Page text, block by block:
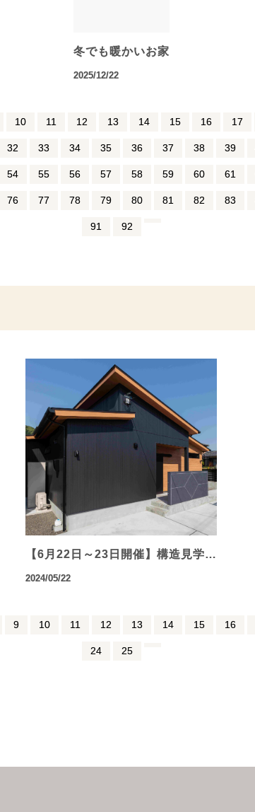
冬でも暖かいお家
2025/12/22
10 11 12 13 14 15 16 17
32 33 34 35 36 37 38 39
54 55 56 57 58 59 60 61
76 77 78 79 80 81 82 83
91 92
【6月22日～23日開催】構造見学…
2024/05/22
9 10 11 12 13 14 15 16
24 25